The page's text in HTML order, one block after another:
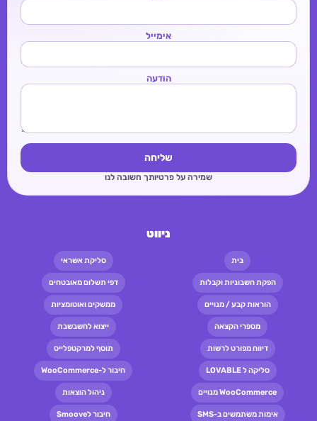
אימייל
הודעה
שליחה
שמירה על פרטיותך חשובה לנו
ניווט
בית סליקת אשראי
הפקת חשבוניות וקבלות דפי תשלום מאובטחים
הוראות קבע / מנויים ממשקים ואוטומציות
מספרי הקצאה ייצוא לחשבשבת
דיווח מפורט לרשות תוסף למרקטפלייס
סליקה ל LOVABLE חיבור ל-WooCommerce
WooCommerce מנויים ניהול הוצאות
אימות משתמשים ב-SMS חיבור לSmoove